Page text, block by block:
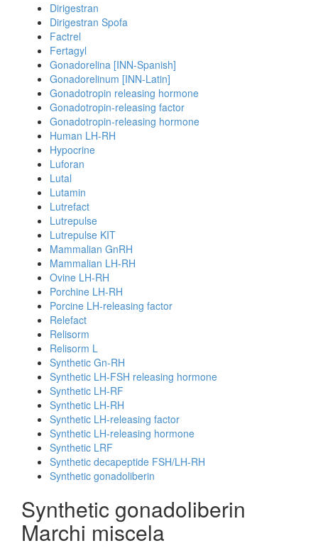
Dirigestran
Dirigestran Spofa
Factrel
Fertagyl
Gonadorelina [INN-Spanish]
Gonadorelinum [INN-Latin]
Gonadotropin releasing hormone
Gonadotropin-releasing factor
Gonadotropin-releasing hormone
Human LH-RH
Hypocrine
Luforan
Lutal
Lutamin
Lutrefact
Lutrepulse
Lutrepulse KIT
Mammalian GnRH
Mammalian LH-RH
Ovine LH-RH
Porchine LH-RH
Porcine LH-releasing factor
Relefact
Relisorm
Relisorm L
Synthetic Gn-RH
Synthetic LH-FSH releasing hormone
Synthetic LH-RF
Synthetic LH-RH
Synthetic LH-releasing factor
Synthetic LH-releasing hormone
Synthetic LRF
Synthetic decapeptide FSH/LH-RH
Synthetic gonadoliberin
Synthetic gonadoliberin
Marchi miscela